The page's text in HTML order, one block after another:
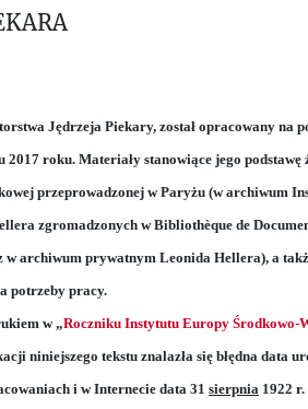
Jędrzeja Piekary, został opracowany na
roku. Materiały stanowiące jego podstawę
przeprowadzonej w Paryżu (w archiwum
zgromadzonych w Bibliothèque de
archiwum prywatnym Leonida Hellera), a
potrzeby pracy.
w „Roczniku Instytutu Europy Środkowo-
niniejszego tekstu znalazła się błędna data
i w Internecie data 31 sierpnia 1922